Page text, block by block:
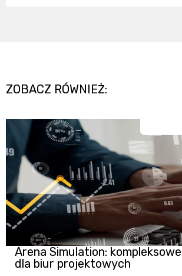
ZOBACZ RÓWNIEŻ:
Arena Simulation:
dla biur projektowych